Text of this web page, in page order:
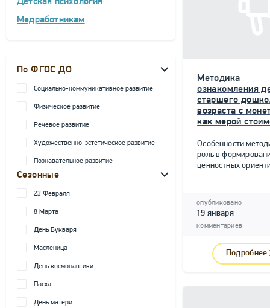
Медработникам
По ФГОС ДО
Социально-коммуникативное развитие
Физическое развитие
Речевое развитие
Художественно-эстетическое развитие
Познавательное развитие
Сезонные
23 Февраля
8 Марта
День Букваря
Масленица
День космонавтики
Пасха
День матери
Методика
ознакомления
старшего
возраста с
как мерой
Особенности
роль в
ценностных
опубликовано
19 января
комментариев
Подробнее